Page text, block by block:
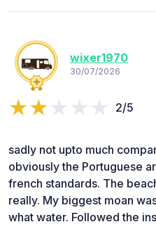
wixer1970
30/07/2026
2/5
sadly not upto much
obviously the Portuguese
french standards. The
really. My biggest moan
what water. Followed the